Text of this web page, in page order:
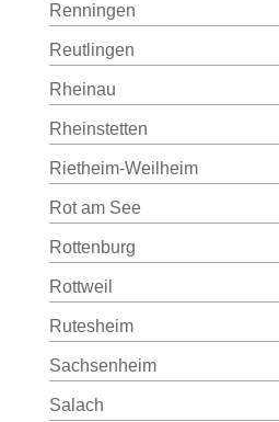
Renningen
Reutlingen
Rheinau
Rheinstetten
Rietheim-Weilheim
Rot am See
Rottenburg
Rottweil
Rutesheim
Sachsenheim
Salach